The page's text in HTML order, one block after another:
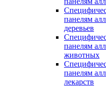
панелям
деревьев
панелям
животных
панелям
лекарств